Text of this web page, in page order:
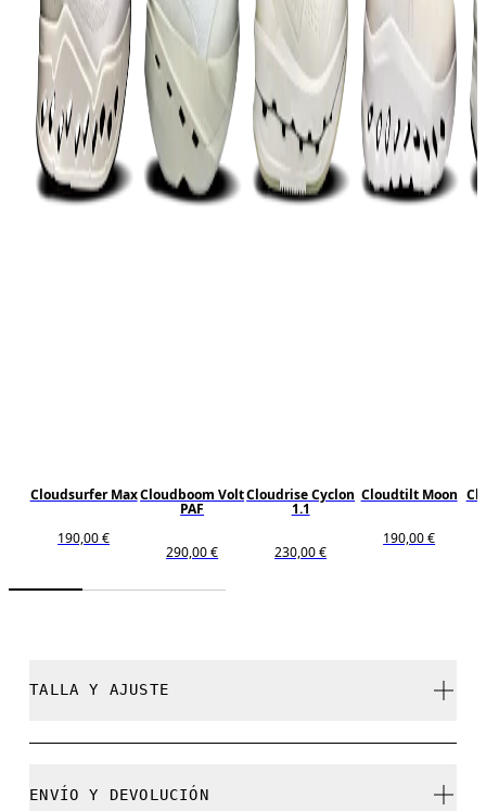
Cloudsurfer Max
190,00 €
Cloudboom Volt
PAF
290,00 €
Cloudrise Cyclon
1.1
230,00 €
Cloudtilt Moon
190,00 €
TALLA Y AJUSTE
ENVÍO Y DEVOLUCIÓN